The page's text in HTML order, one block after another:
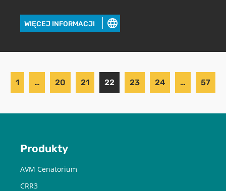
WIĘCEJ INFORMACJI
1 … 20 21 22 23 24 … 57
Produkty
AVM Cenatorium
CRR3